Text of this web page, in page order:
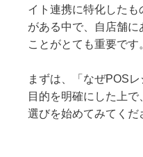
イト連携に特化した
がある中で、自店舗
ことがとても重要です
まずは、「なぜPOS
目的を明確にした上
選びを始めてみてくだ